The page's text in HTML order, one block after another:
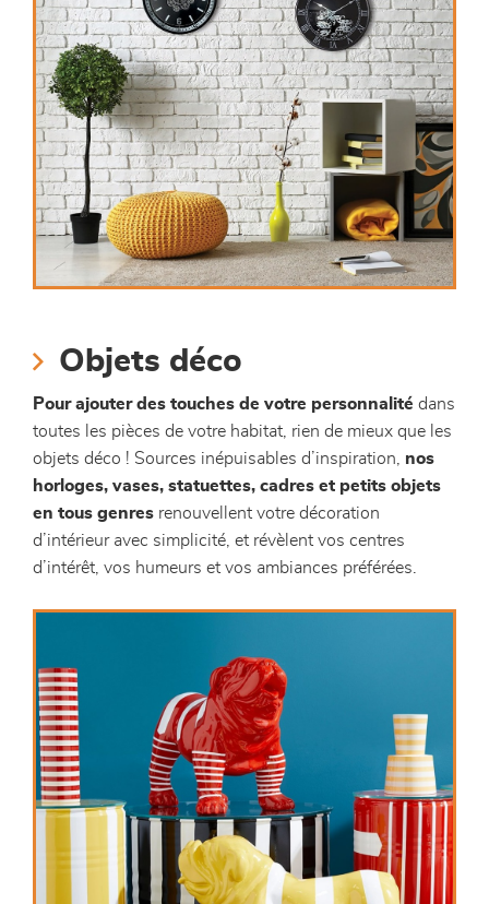
Objets déco
Pour ajouter des touches de votre personnalité dans
toutes les pièces de votre habitat, rien de mieux que les
objets déco ! Sources inépuisables d’inspiration, nos
horloges, vases, statuettes, cadres et petits objets
en tous genres renouvellent votre décoration
d’intérieur avec simplicité, et révèlent vos centres
d’intérêt, vos humeurs et vos ambiances préférées.